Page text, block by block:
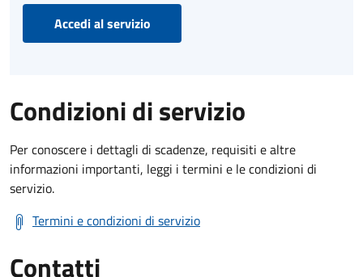
Accedi al servizio
Condizioni di servizio
Per conoscere i dettagli di scadenze, requisiti e altre
informazioni importanti, leggi i termini e le condizioni di
servizio.
Termini e condizioni di servizio
Contatti